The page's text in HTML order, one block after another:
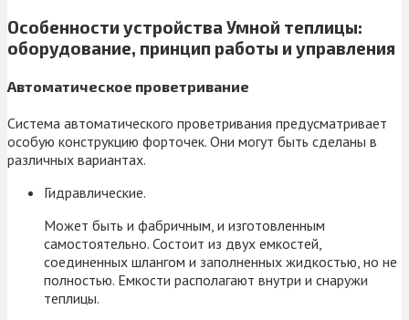
Особенности устройства Умной теплицы:
оборудование, принцип работы и управления
Автоматическое проветривание
Система автоматического проветривания предусматривает
особую конструкцию форточек. Они могут быть сделаны в
различных вариантах.
Гидравлические.
Может быть и фабричным, и изготовленным
самостоятельно. Состоит из двух емкостей,
соединенных шлангом и заполненных жидкостью, но не
полностью. Емкости располагают внутри и снаружи
теплицы.